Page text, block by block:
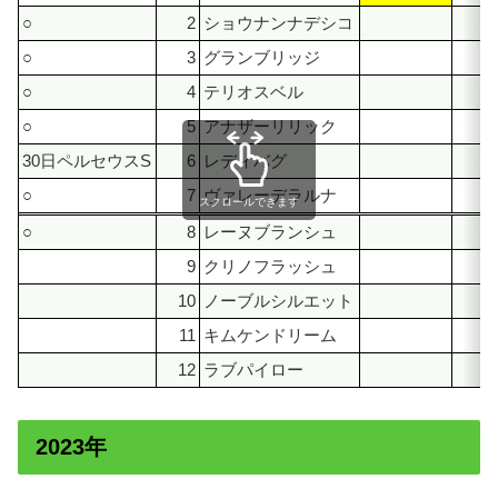
○
2 ショウナンナデシコ
○
3 グランブリッジ
○
4 テリオスベル
○
5 アナザーリリック
30日ペルセウスS
6 レディバグ
○
7 ヴァレーデラルナ
○ 8 レーヌブランシュ
9 クリノフラッシュ
10
ノーブルシルエット
11 キムケンドリーム
12 ラブパイロー
スクロールできます
2023年